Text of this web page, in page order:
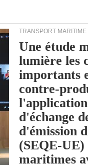
TRANSPORT MARITIME
Une étude
lumière les
importants
contre-
d'échange
d'émission
(SEQE-UE)
maritimes